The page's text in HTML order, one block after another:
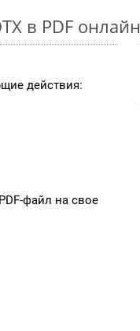
в PDF онлайн
действия:
файл на свое